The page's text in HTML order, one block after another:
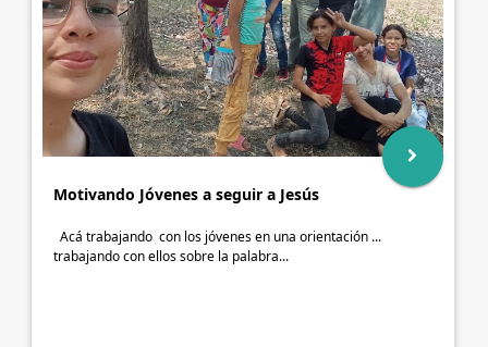
Motivando Jóvenes a seguir a Jesús
Acá trabajando con los jóvenes en una orientación ...
trabajando con ellos sobre la palabra...